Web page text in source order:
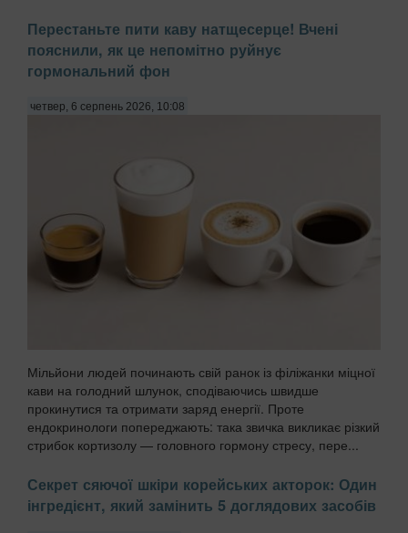
Перестаньте пити каву натщесерце! Вчені
пояснили, як це непомітно руйнує
гормональний фон
четвер, 6 серпень 2026, 10:08
Мільйони людей починають свій ранок із філіжанки міцної
кави на голодний шлунок, сподіваючись швидше
прокинутися та отримати заряд енергії. Проте
ендокринологи попереджають: така звичка викликає різкий
стрибок кортизолу — головного гормону стресу, пере...
Секрет сяючої шкіри корейських акторок: Один
інгредієнт, який замінить 5 доглядових засобів